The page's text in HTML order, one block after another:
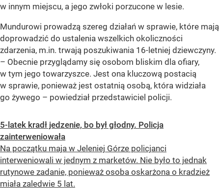
w innym miejscu, a jego zwłoki porzucone w lesie.
Mundurowi prowadzą szereg działań w sprawie, które mają
doprowadzić do ustalenia wszelkich okoliczności
zdarzenia, m.in. trwają poszukiwania 16-letniej dziewczyny.
– Obecnie przyglądamy się osobom bliskim dla ofiary,
w tym jego towarzyszce. Jest ona kluczową postacią
w sprawie, ponieważ jest ostatnią osobą, która widziała
go żywego – powiedział przedstawiciel policji.
5-latek kradł jedzenie, bo był głodny. Policja
zainterweniowała
Na początku maja w Jeleniej Górze policjanci
interweniowali w jednym z marketów. Nie było to jednak
rutynowe zadanie, ponieważ osoba oskarżona o kradzież
miała zaledwie 5 lat.